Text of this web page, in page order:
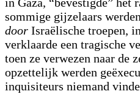
sommige gijzelaars
door Israëlische troepen,
verklaarde een tragische
toen ze verwezen naar de
opzettelijk werden
inquisiteurs niemand